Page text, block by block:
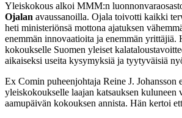
Yleiskokous alkoi MMM:n
Ojalan avaussanoilla. Ojala toivotti kaikki
heti ministeriönsä mottona ajatuksen
enemmän innovaatioita ja enemmän yrittäjiä.
kokoukselle Suomen yleiset
aikaiseksi useita kysymyksiä ja tyytyväisiä
Ex Comin puheenjohtaja Reine J. Johansson
yleiskokoukselle laajan katsauksen kuluneen
aamupäivän kokouksen annista. Hän kertoi